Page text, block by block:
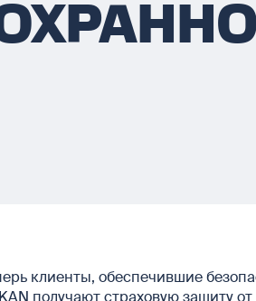
клиенты, обеспечившие
получают страховую защиту